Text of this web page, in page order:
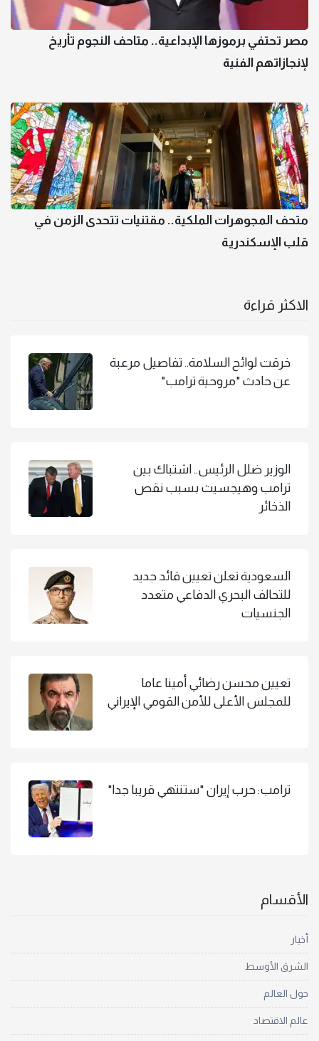
مصر تحتفي برموزها الإبداعية.. متاحف النجوم تأريخ
لإنجازاتهم الفنية
متحف المجوهرات الملكية.. مقتنيات تتحدى الزمن في
قلب الإسكندرية
الاكثر قراءة
خرقت لوائح السلامة.. تفاصيل مرعبة
عن حادث "مروحية ترامب"
الوزير ضلل الرئيس.. اشتباك بين
ترامب وهيجسيث بسبب نقص
الذخائر
السعودية تعلن تعيين قائد جديد
للتحالف البحري الدفاعي متعدد
الجنسيات
تعيين محسن رضائي أمينا عاما
للمجلس الأعلى للأمن القومي الإيراني
ترامب: حرب إيران "ستنتهي قريبا جدا"
الأقسام
أخبار
الشرق الأوسط
حول العالم
عالم الاقتصاد